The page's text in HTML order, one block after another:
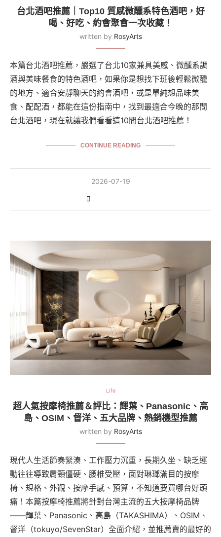
台北酒吧推薦｜Top10 質感微醺系特色酒吧，好
喝、好吃、約會聚會一次收藏！
written by RosyArts
本篇台北酒吧推薦，嚴選了台北10家兼具美感、微醺系調
酒與美味餐食的特色酒吧，如果你是想找下班後輕鬆微醺
的地方、適合安靜聊天的約會酒吧，或是單純想品味美
食、配配酒，都能在這份指南中，找到最適合今晚的那間
台北酒吧，現在就讓我們看看這10間台北酒吧推薦！
CONTINUE READING
2026-07-19
Life
超人氣按摩椅推薦＆評比：輝葉、Panasonic、高
島、OSIM、督洋、五大品牌、熱銷機型推薦
written by RosyArts
現代人生活節奏緊湊、工作壓力沉重，長期久坐、缺乏運
動往往導致肩頸僵硬、腰椎受壓，面對琳瑯滿目的按摩
椅、規格、外觀、按摩手感、預算，不知道要買哪台好頭
痛！本篇按摩椅推薦將針對台灣主流的五大按摩椅品牌
——輝葉、Panasonic、高島（TAKASHIMA）、OSIM、
督洋（tokuyo/SevenStar）全面介紹，並推薦賣的最好的